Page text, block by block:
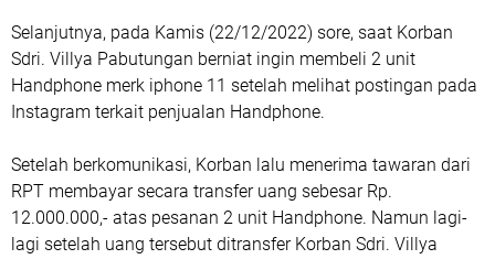
Selanjutnya, pada Kamis (22/12/2022) sore, saat Korban
Sdri. Villya Pabutungan berniat ingin membeli 2 unit
Handphone merk iphone 11 setelah melihat postingan pada
Instagram terkait penjualan Handphone.
Setelah berkomunikasi, Korban lalu menerima tawaran dari
RPT membayar secara transfer uang sebesar Rp.
12.000.000,- atas pesanan 2 unit Handphone. Namun lagi-
lagi setelah uang tersebut ditransfer Korban Sdri. Villya